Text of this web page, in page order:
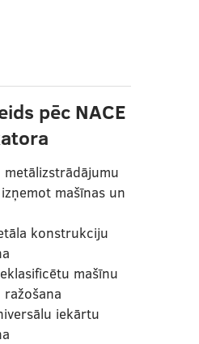
pēc NACE
metālizstrādājumu
mašīnas un
konstrukciju
mašīnu
iekārtu